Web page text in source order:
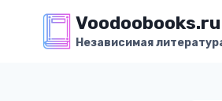
содержимому
Voodoobooks.ru
Независимая